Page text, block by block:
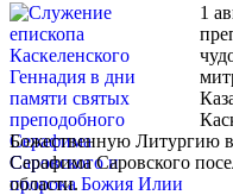
1
Божественную Литургию
Серафима Саровского
области.